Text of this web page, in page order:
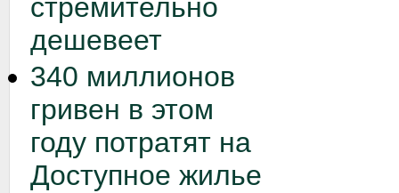
стремительно
дешевеет
340 миллионов
гривен в этом
году потратят на
Доступное жилье